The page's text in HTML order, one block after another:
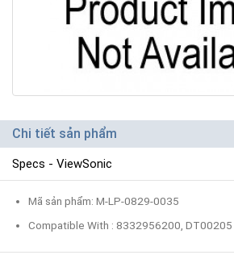
Chi tiết sản phẩm
Specs - ViewSonic
Mã sản phẩm: M-LP-0829-0035
Compatible With : 8332956200, DT00205